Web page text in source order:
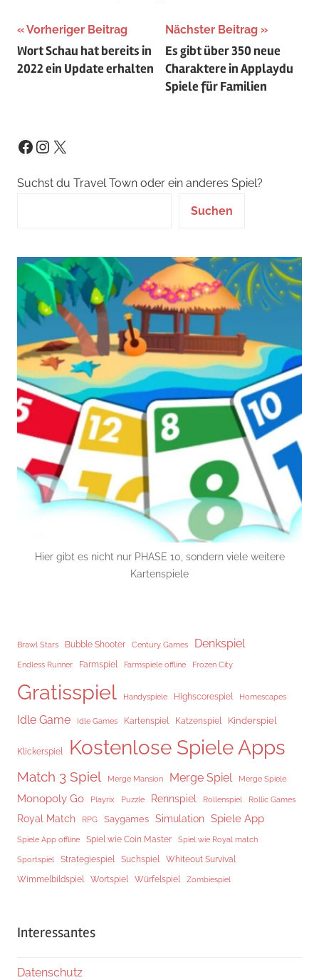
Beitragsnavigation
Vorheriger Beitrag
Wort Schau hat bereits in
2022 ein Update erhalten
Nächster Beitrag
Es gibt über 350 neue
Charaktere in Applaydu
Spiele für Familien
Facebook
Instagram
X
Suchst du Travel Town oder ein anderes Spiel?
Suchen
Hier gibt es nicht nur PHASE 10, sondern viele weitere
Kartenspiele
Brawl Stars Bubble Shooter Century Games Denkspiel
Endless Runner Farmspiel Farmspiele offline Frozen City
Gratisspiel Handyspiele Highscorespiel Homescapes
Idle Game Idle Games Kartenspiel Katzenspiel Kinderspiel
Klickerspiel Kostenlose Spiele Apps
Match 3 Spiel Merge Mansion Merge Spiel Merge Spiele
Monopoly Go Playrix Puzzle Rennspiel Rollenspiel Rollic Games
Royal Match RPG Saygames Simulation Spiele App
Spiele App offline Spiel wie Coin Master Spiel wie Royal match
Sportspiel Strategiespiel Suchspiel
Whiteout Survival
Wimmelbildspiel
Wortspiel Würfelspiel Zombiespiel
Interessantes
Datenschutz